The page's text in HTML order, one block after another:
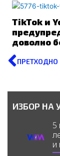
TikTok и
доволно
Prev
ПРЕТХОДНО
ИЗБОР НА
5
и